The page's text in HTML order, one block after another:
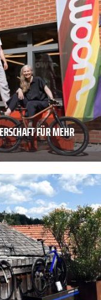
FÜR MEHR